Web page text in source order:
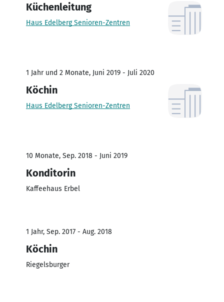
Küchenleitung
Haus Edelberg Senioren-Zentren
1 Jahr und 2 Monate, Juni 2019 - Juli 2020
Köchin
Haus Edelberg Senioren-Zentren
10 Monate, Sep. 2018 - Juni 2019
Konditorin
Kaffeehaus Erbel
1 Jahr, Sep. 2017 - Aug. 2018
Köchin
Riegelsburger